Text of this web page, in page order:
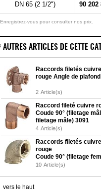
DN 65 (2 1/2") 90 202
Enregistrez-vous pour consulter nos prix.
AUTRES ARTICLES DE CETTE
Raccords filetés cuivre
rouge Angle de plafond
2 Article(s)
Raccord fileté cuivre
Coude 90° (filetage
filetage mâle) 3091
4 Article(s)
Raccords filetés cuivre
rouge
Coude 90° (filetage
filetage fem.)
10 Article(s)
vers le haut